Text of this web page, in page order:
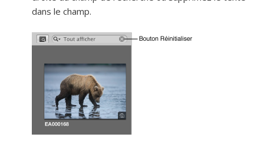
dans le champ.